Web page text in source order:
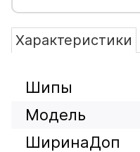
Характеристики
Шипы
Модель
ШиринаДоп